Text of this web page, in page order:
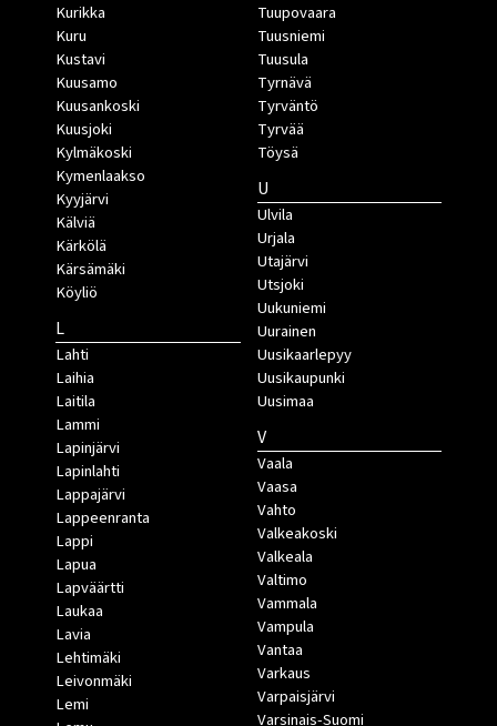
Kurikka
Kuru
Kustavi
Kuusamo
Kuusankoski
Kuusjoki
Kylmäkoski
Kymenlaakso
Kyyjärvi
Kälviä
Kärkölä
Kärsämäki
Köyliö
L
Lahti
Laihia
Laitila
Lammi
Lapinjärvi
Lapinlahti
Lappajärvi
Lappeenranta
Lappi
Lapua
Lapväärtti
Laukaa
Lavia
Lehtimäki
Leivonmäki
Lemi
Tuupovaara
Tuusniemi
Tuusula
Tyrnävä
Tyrväntö
Tyrvää
Töysä
U
Ulvila
Urjala
Utajärvi
Utsjoki
Uukuniemi
Uurainen
Uusikaarlepyy
Uusikaupunki
Uusimaa
V
Vaala
Vaasa
Vahto
Valkeakoski
Valkeala
Valtimo
Vammala
Vampula
Vantaa
Varkaus
Varpaisjärvi
Varsinais-Suomi